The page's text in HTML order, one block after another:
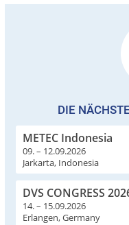
DIE
METEC Indonesia
09. – 12.09.2026
Jarkarta, Indonesia
DVS CONGRESS
14. – 15.09.2026
Erlangen, Germany